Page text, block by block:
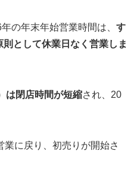
の年末年始営業時間は、 す
として休業日なく営業しま
は閉店時間が短縮され、20
に戻り、初売りが開始さ